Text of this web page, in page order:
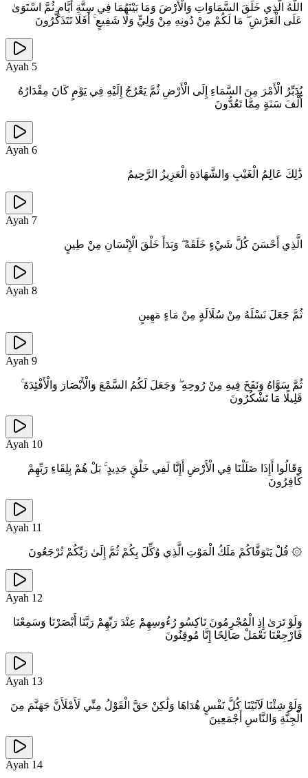
اللَّهُ الَّذِي خَلَقَ السَّمَاوَاتِ وَالْأَرْضَ وَمَا بَيْنَهُمَا فِي سِتَّةِ أَيَّامٍ ثُمَّ اسْتَوَىٰ
عَلَى الْعَرْشِ ۖ مَا لَكُمْ مِنْ دُونِهِ مِنْ وَلِيٍّ وَلَا شَفِيعٍ ۚ أَفَلَا تَتَذَكَّرُونَ
Ayah 5
يُدَبِّرُ الْأَمْرَ مِنَ السَّمَاءِ إِلَى الْأَرْضِ ثُمَّ يَعْرُجُ إِلَيْهِ فِي يَوْمٍ كَانَ مِقْدَارُهُ
أَلْفَ سَنَةٍ مِمَّا تَعُدُّونَ
Ayah 6
ذَٰلِكَ عَالِمُ الْغَيْبِ وَالشَّهَادَةِ الْعَزِيزُ الرَّحِيمُ
Ayah 7
الَّذِي أَحْسَنَ كُلَّ شَيْءٍ خَلَقَهُ ۖ وَبَدَأَ خَلْقَ الْإِنْسَانِ مِنْ طِينٍ
Ayah 8
ثُمَّ جَعَلَ نَسْلَهُ مِنْ سُلَالَةٍ مِنْ مَاءٍ مَهِينٍ
Ayah 9
ثُمَّ سَوَّاهُ وَنَفَخَ فِيهِ مِنْ رُوحِهِ ۖ وَجَعَلَ لَكُمُ السَّمْعَ وَالْأَبْصَارَ وَالْأَفْئِدَةَ ۚ
قَلِيلًا مَا تَشْكُرُونَ
Ayah 10
وَقَالُوا أَإِذَا ضَلَلْنَا فِي الْأَرْضِ أَإِنَّا لَفِي خَلْقٍ جَدِيدٍ ۚ بَلْ هُمْ بِلِقَاءِ رَبِّهِمْ
كَافِرُونَ
Ayah 11
۞ قُلْ يَتَوَفَّاكُمْ مَلَكُ الْمَوْتِ الَّذِي وُكِّلَ بِكُمْ ثُمَّ إِلَىٰ رَبِّكُمْ تُرْجَعُونَ
Ayah 12
وَلَوْ تَرَىٰ إِذِ الْمُجْرِمُونَ نَاكِسُو رُءُوسِهِمْ عِنْدَ رَبِّهِمْ رَبَّنَا أَبْصَرْنَا وَسَمِعْنَا
فَارْجِعْنَا نَعْمَلْ صَالِحًا إِنَّا مُوقِنُونَ
Ayah 13
وَلَوْ شِئْنَا لَآتَيْنَا كُلَّ نَفْسٍ هُدَاهَا وَلَٰكِنْ حَقَّ الْقَوْلُ مِنِّي لَأَمْلَأَنَّ جَهَنَّمَ مِنَ
الْجِنَّةِ وَالنَّاسِ أَجْمَعِينَ
Ayah 14